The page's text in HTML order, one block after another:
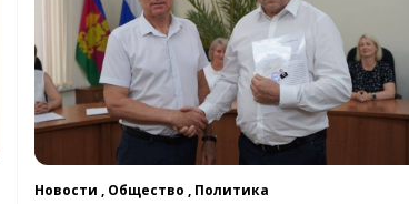
Новости , Общество , Политика